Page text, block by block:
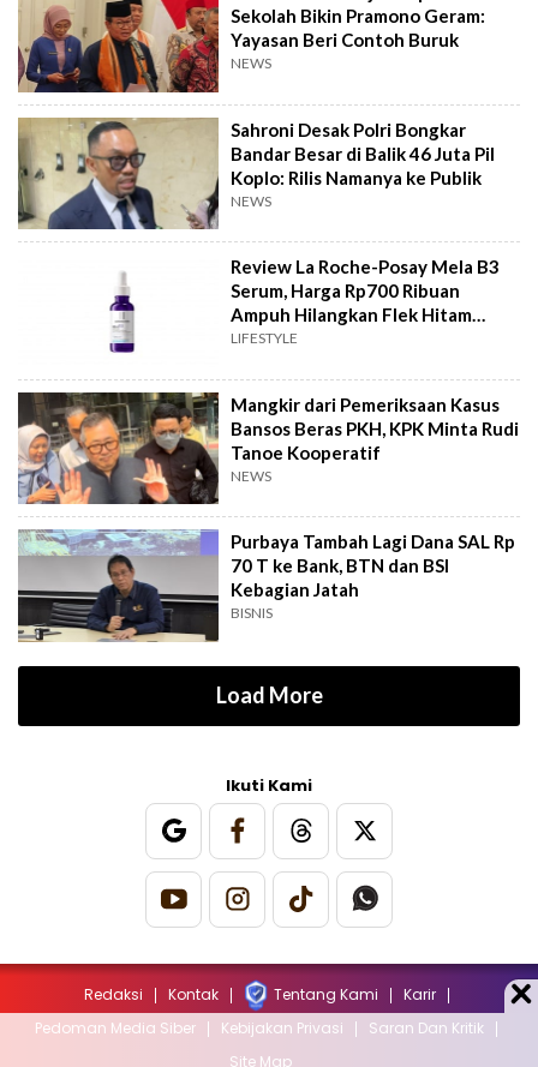
Sekolah Bikin Pramono Geram:
Yayasan Beri Contoh Buruk
NEWS
Sahroni Desak Polri Bongkar
Bandar Besar di Balik 46 Juta Pil
Koplo: Rilis Namanya ke Publik
NEWS
Review La Roche-Posay Mela B3
Serum, Harga Rp700 Ribuan
Ampuh Hilangkan Flek Hitam
Bandel?
LIFESTYLE
Mangkir dari Pemeriksaan Kasus
Bansos Beras PKH, KPK Minta Rudi
Tanoe Kooperatif
NEWS
Purbaya Tambah Lagi Dana SAL Rp
70 T ke Bank, BTN dan BSI
Kebagian Jatah
BISNIS
Load More
Ikuti Kami
Redaksi Kontak Tentang Kami
Karir
Pedoman Media Siber
Kebijakan Privasi
Saran Dan Kritik
Site Map